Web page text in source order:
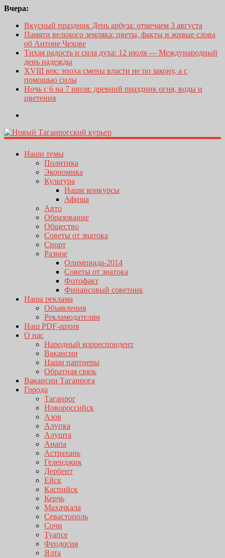
Вчера:
Вкусный праздник День арбуза: отмечаем 3 августа
Памяти великого земляка: цветы, факты и живые слова
об Антоне Чехове
Тихая радость и сила духа: 12 июля — Международный
день надежды
XVIII век: эпоха смены власти не по закону, а с
помощью силы
Ночь с 6 на 7 июля: древний праздник огня, воды и
цветения
Наши темы
Политика
Экономика
Культура
Наши конкурсы
Афиша
Авто
Образование
Общество
Советы от знатока
Спорт
Разное
Олимпиада-2014
Советы от знатока
Фотофакт
Финансовый советник
Наша реклама
Объявления
Рекламодателям
Наш PDF-архив
О нас
Народный корреспондент
Вакансии
Наши партнеры
Обратная связь
Вакансии Таганрога
Города
Таганрог
Новороссийск
Азов
Алупка
Алушта
Анапа
Астрахань
Геленджик
Дербент
Ейск
Каспийск
Керчь
Махачкала
Севастополь
Сочи
Туапсе
Феодосия
Ялта